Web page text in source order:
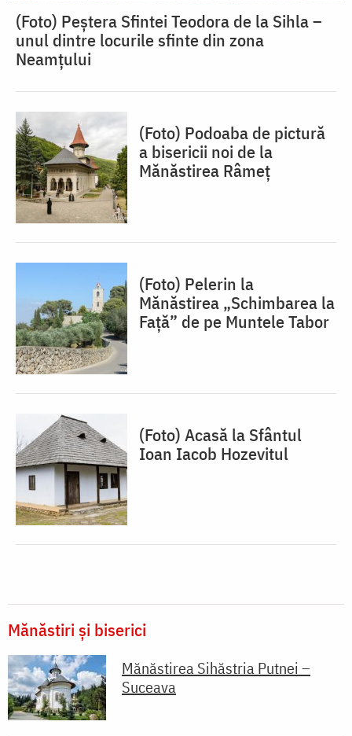
(Foto) Peștera Sfintei Teodora de la Sihla –
unul dintre locurile sfinte din zona
Neamțului
(Foto) Podoaba de pictură
a bisericii noi de la
Mănăstirea Râmeț
(Foto) Pelerin la
Mănăstirea „Schimbarea la
Față” de pe Muntele Tabor
(Foto) Acasă la Sfântul
Ioan Iacob Hozevitul
Mănăstiri și biserici
Mănăstirea Sihăstria Putnei –
Suceava